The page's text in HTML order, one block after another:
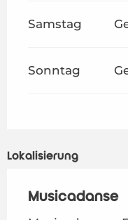
Samstag
Sonntag
Lokalisierung
Musicadanse